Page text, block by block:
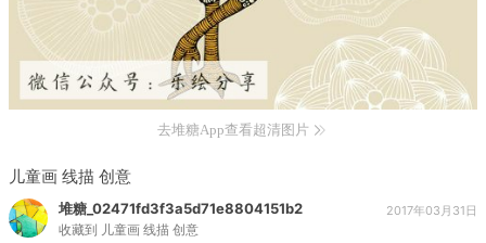
去堆糖App查看超清图片
儿童画 线描 创意
堆糖_02471fd3f3a5d71e8804151b2
收藏到 儿童画 线描 创意
2017年03月31日